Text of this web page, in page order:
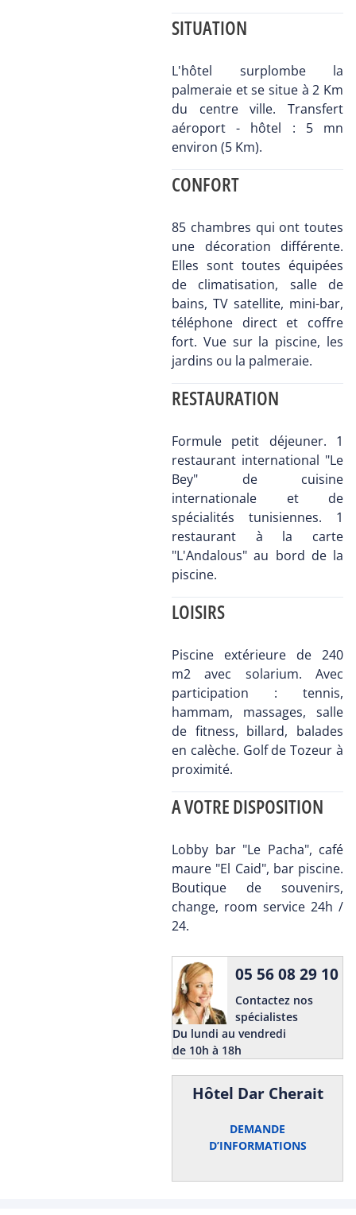
SITUATION
L'hôtel surplombe la
palmeraie et se situe à 2 Km
du centre ville. Transfert
aéroport - hôtel : 5 mn
environ (5 Km).
CONFORT
85 chambres qui ont toutes
une décoration différente.
Elles sont toutes équipées
de climatisation, salle de
bains, TV satellite, mini-bar,
téléphone direct et coffre
fort. Vue sur la piscine, les
jardins ou la palmeraie.
RESTAURATION
Formule petit déjeuner. 1
restaurant international "Le
Bey" de cuisine
internationale et de
spécialités tunisiennes. 1
restaurant à la carte
"L'Andalous" au bord de la
piscine.
LOISIRS
Piscine extérieure de 240
m2 avec solarium. Avec
participation : tennis,
hammam, massages, salle
de fitness, billard, balades
en calèche. Golf de Tozeur à
proximité.
A VOTRE DISPOSITION
Lobby bar "Le Pacha", café
maure "El Caid", bar piscine.
Boutique de souvenirs,
change, room service 24h /
24.
05 56 08 29 10
Contactez nos
spécialistes
Du lundi au vendredi
de 10h à 18h
Hôtel Dar Cherait
DEMANDE
D’INFORMATIONS